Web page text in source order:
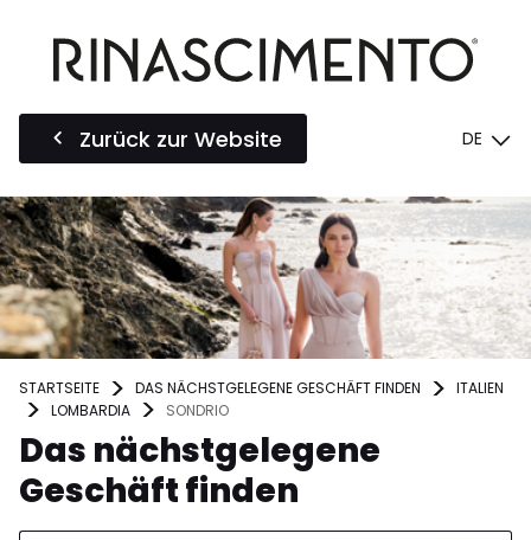
Zurück zur Website DE
STARTSEITE DAS NÄCHSTGELEGENE GESCHÄFT FINDEN
ITALIEN
LOMBARDIA
SONDRIO
Das nächstgelegene
Geschäft finden